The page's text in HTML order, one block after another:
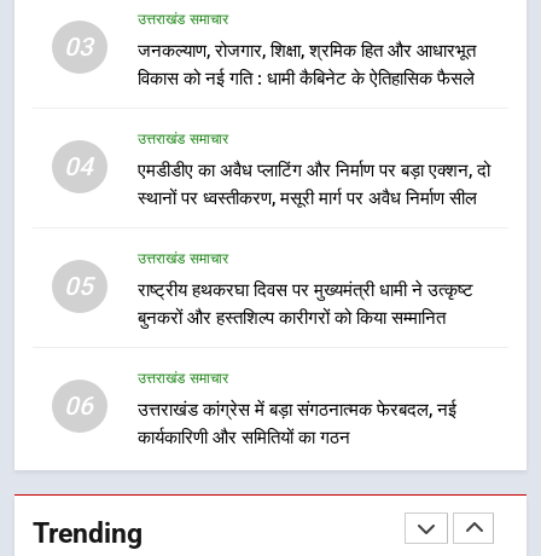
03
उत्तराखंड समाचार
जनकल्याण, रोजगार, शिक्षा, श्रमिक हित और आधारभूत
विकास को नई गति : धामी कैबिनेट के ऐतिहासिक फैसले
04
उत्तराखंड समाचार
एमडीडीए का अवैध प्लाटिंग और निर्माण पर बड़ा एक्शन, दो
स्थानों पर ध्वस्तीकरण, मसूरी मार्ग पर अवैध निर्माण सील
05
उत्तराखंड समाचार
राष्ट्रीय हथकरघा दिवस पर मुख्यमंत्री धामी ने उत्कृष्ट
बुनकरों और हस्तशिल्प कारीगरों को किया सम्मानित
06
उत्तराखंड समाचार
उत्तराखंड कांग्रेस में बड़ा संगठनात्मक फेरबदल, नई
कार्यकारिणी और समितियों का गठन
Trending
मुख्यमंत्री धामी बोले- युवाओं को रोजगार
देना सरकार की सर्वोच्च प्राथमिकता, आने
वाले महीनों में हजारों पदों पर की जाएगी
उत्तराखंड समाचार
8
दिल्ली-देहरादून आर्थिक कॉरिडोर से जुड़ी
12 किमी ग्रीनफील्ड बाईपास परियोजना
निर्देश, सुरक्षा मानकों से कोई समझौता
नहींः डीएम
उत्तराखंड समाचार
1
मुख्यमंत्री चौम्पियनशिप ट्रॉफी का मंच,
न्याय पंचायत से राज्य स्तर तक होगा
प्रतिभा का प्रदर्शन
उत्तराखंड समाचार
2
अभियुक्तों को पुलिस ने किया गिरफ्तार